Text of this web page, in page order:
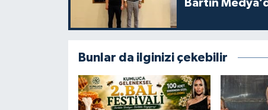
Bartın
Bunlar da ilginizi çekebilir